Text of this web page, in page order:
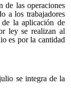
de las operaciones
a los trabajadores
la aplicación de
ley se realizan al
es por la cantidad
se integra de la